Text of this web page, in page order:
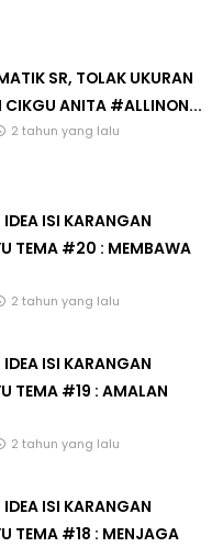
SR, TOLAK UKURAN
CIKGU ANITA #ALLINON...
2 tahun yang lalu
ISI KARANGAN
TEMA #20 : MEMBAWA
2 tahun yang lalu
ISI KARANGAN
TEMA #19 : AMALAN
2 tahun yang lalu
ISI KARANGAN
TEMA #18 : MENJAGA